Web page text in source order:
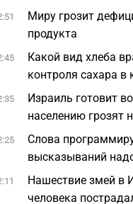
Миру грозит
продукта
Какой вид хлеба
контроля сахара в
Израиль готовит
населению грозят
Слова
высказываний
Нашествие змей в
человека